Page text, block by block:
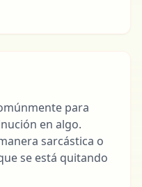
para
en algo.
sarcástica o
se está quitando